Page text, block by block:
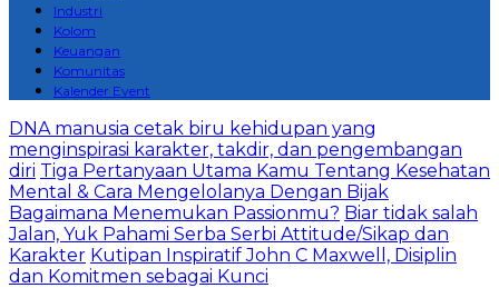
Industri
Kolom
Keuangan
Komunitas
Kalender Event
DNA manusia cetak biru kehidupan yang
menginspirasi karakter, takdir, dan pengembangan
diri Tiga Pertanyaan Utama Kamu Tentang Kesehatan
Mental & Cara Mengelolanya Dengan Bijak
Bagaimana Menemukan Passionmu? Biar tidak salah
Jalan, Yuk Pahami Serba Serbi Attitude/Sikap dan
Karakter Kutipan Inspiratif John C Maxwell, Disiplin
dan Komitmen sebagai Kunci